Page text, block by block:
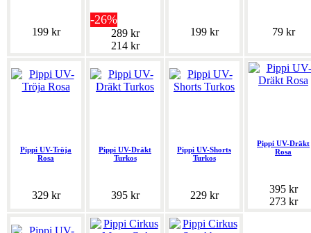
199 kr
-26%
289 kr
214 kr
199 kr 79 kr
Pippi UV-Tröja
Rosa
329 kr
Pippi UV-Dräkt
Turkos
395 kr
Pippi UV-Shorts
Turkos
229 kr
Pippi UV-Dräkt
Rosa
395 kr
273 kr